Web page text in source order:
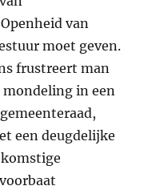
van
moet geven.
frustreert man
mondeling in een
een deugdelijke